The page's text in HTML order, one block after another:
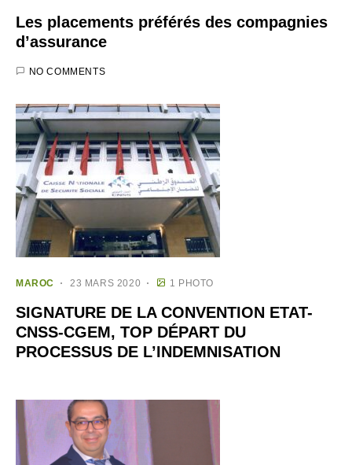
Les placements préférés des compagnies
d’assurance
NO COMMENTS
MAROC 23 MARS 2020 1 PHOTO
SIGNATURE DE LA CONVENTION ETAT-
CNSS-CGEM, TOP DÉPART DU
PROCESSUS DE L’INDEMNISATION